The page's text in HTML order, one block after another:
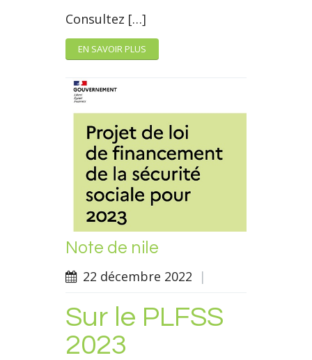
Consultez […]
EN SAVOIR PLUS
Note de nile
22 décembre 2022 |
Sur le PLFSS
2023